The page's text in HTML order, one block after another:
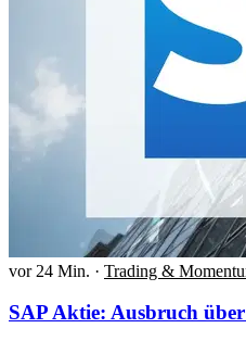
vor 24 Min. · Trading &
SAP Aktie: Ausbruch